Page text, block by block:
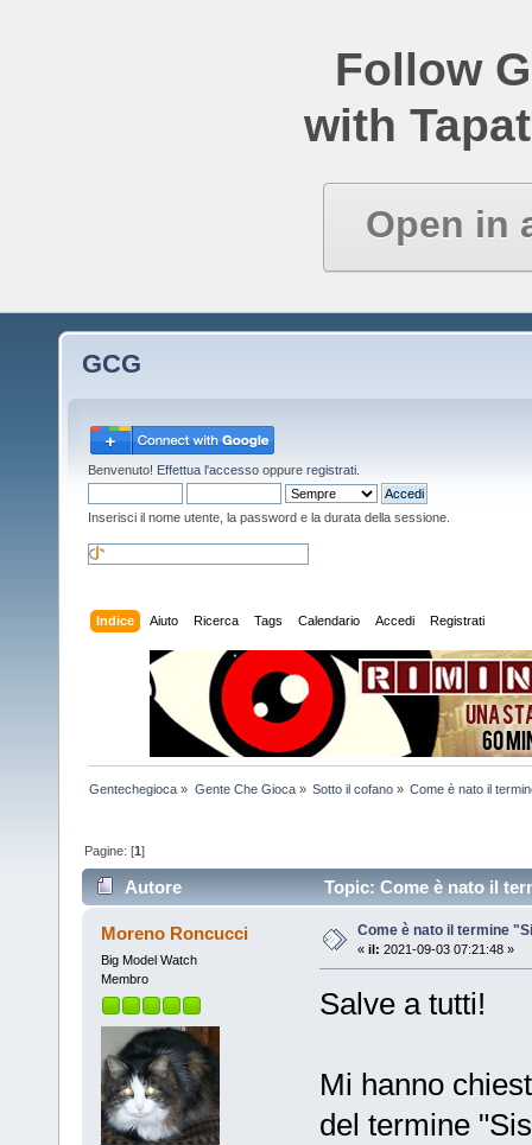
Follow
with
Open in
GCG
Benvenuto! Effettua l'accesso oppure registrati
Inserisci il nome utente, la password e la durata della sessione.
Indice Aiuto Ricerca Tags Calendario Accedi Registrati
Gentechegioca » Gente Che Gioca» Sotto il cofano» Come è nato il
Pagine: [1]
Autore Topic: Come è nato il
Moreno Roncucci
Big Model Watch
Membro
Come è nato il termine
« il: 2021-09-03 07:21:48 »
Salve a tutti!
Mi hanno
del termine